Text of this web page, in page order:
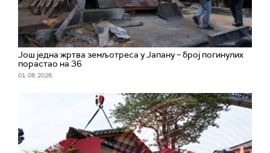
Још једна жртва земљотреса у Јапану – број погинулих
порастао на 36
01. 08. 2026.